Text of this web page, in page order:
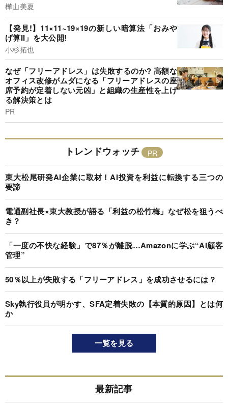
樺山美夏
【発見!】11×11~19×19の新しい暗算法「おみや
げ算II」を大公開!
小杉拓也
なぜ「フリーアドレス」は失敗するのか? 高額な
オフィス改修がムダになる「フリーアドレスの座
席予約が定着しない元凶」と組織の生産性を上げ
る解決策とは
PR
トレンドウォッチ
東大松尾研発AI企業に取材！AI投資を利益に転換する三つの
要諦
電通副社長×東大教授が語る「利益の松竹梅」なぜ松を狙うべ
き？
「一度の不快な経験」で87％が離脱…Amazonに学ぶ“AI顧客
管理”
50％以上が失敗する「フリーアドレス」を成功させるには？
Sky執行役員が明かす、SFA定着失敗の【本質的原因】とは何
か
一覧を見る
最新記事